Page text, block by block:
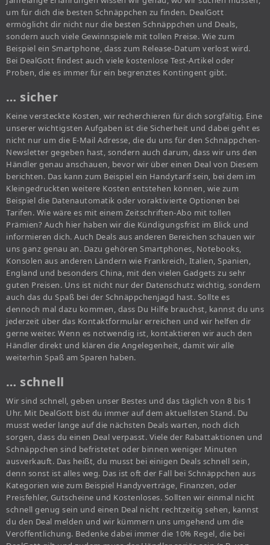
um für dich die besten Schnäppchen zu finden. DealGott
ermöglicht dir nicht nur die besten Schnäppchen und Deals,
sondern auch viele Gewinnspiele mit tollen Preise. Wie zum
Beispiel ein Smartphone, dass zum Release-Datum verlost wird.
Bei DealGott findest auch viele kostenlose Test-Artikel oder
Proben, die es immer für ein begrenztes Kontingent gibt.
… sicher
Keine versteckte Kosten, wir recherchieren für dich sorgfältig. Eine
unserer wichtigsten Aufgaben ist die Sicherheit und dabei geht es
nicht nur um die E-Mail Adresse, die du uns für den Schnäppchen-
Newsletter gegeben hast, sondern auch darum, dass wir uns den
Händler genau anschauen, bevor wir über einen Deal von Diesem
berichten. Das kann zum Beispiel ein Handytarif sein, bei dem im
Kleingedruckten weitere Kosten entstehen können, wie zum
Beispiel die Datenautomatik oder voraktivierte Optionen bei
Tarifen. Wie wäre es mit einem Zeitschriften-Abo mit tollen
Prämien? Auch hier haben wir die Kündigungsfrist im Blick und
informieren dich. Auch Deals aus anderen Bereichen schauen wir
uns ganz genau an. Dazu gehören Smartphones, Notebooks,
Konsolen aus anderen Ländern wie Frankreich, Italien, Spanien,
England und besonders China, mit den vielen Gadgets zu sehr
guten Preisen. Uns ist nicht nur der Datenschutz wichtig, sondern
auch das du Spaß bei der Schnäppchenjagd hast. Sollte es
dennoch mal dazu kommen, dass Du Hilfe brauchst, kannst du uns
jederzeit über das Kontaktformular erreichen und wir helfen dir
gerne weiter. Wenn es notwendig ist, kontaktieren wir auch den
Händler direkt und klären die Angelegenheit, damit wir alle
weiterhin Spaß am Sparen haben.
… schnell
Wir sind schnell, geben unser Bestes und das täglich von 8 bis 1
Uhr. Mit DealGott bist du immer auf dem aktuellsten Stand. Du
musst weder lange auf die nächsten Deals warten, noch dich
sorgen, dass du einen Deal verpasst. Viele der Rabattaktionen und
Schnäppchen sind befristetet oder binnen weniger Minuten
ausverkauft. Das heißt, du musst bei einigen Deals schnell sein,
denn sonst ist alles weg. Das ist oft der Fall bei Schnäppchen aus
Kategorien wie zum Beispiel Handyverträge, Finanzen, oder
Preisfehler, Gutscheine und Kostenloses. Sollten wir einmal nicht
schnell genug sein und einen Deal nicht rechtzeitig sehen, kannst
du den Deal melden und wir kümmern uns umgehend um die
Veröffentlichung. Bedenke dabei immer die 10% Regel, die bei